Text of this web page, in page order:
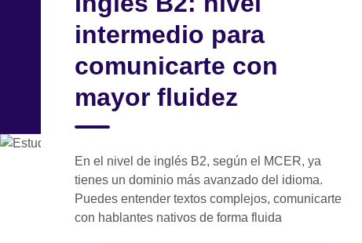
México
intermedio para
comunicarte con
mayor fluidez
En el nivel de inglés B2, según el MCER, ya
tienes un dominio más avanzado del idioma.
Puedes entender textos complejos, comunicarte
con hablantes nativos de forma fluida
¿Qué lograrás
Si estás en el nivel de inglés B2,